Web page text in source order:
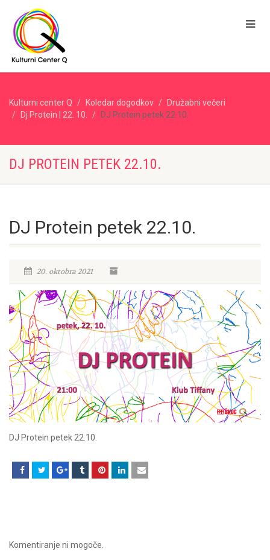
Kulturni center Q Koledar dogodkov
Družabni večeri
Dj Protein | 22. 10.
DJ Protein petek 22.10.
DJ PROTEIN PETEK 22.10.
DJ Protein petek 22.10.
20. oktobra 2021
DJ Protein petek 22.10.
Komentiranje ni mogoče.